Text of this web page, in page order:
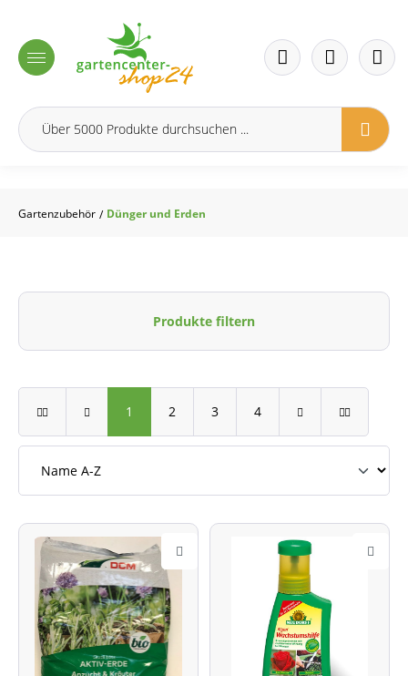
Gartenzubehör / Dünger und Erden
Produkte filtern
1 2 3 4